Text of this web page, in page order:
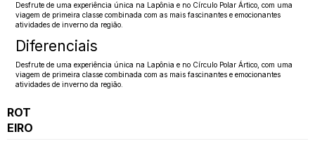
Desfrute de uma experiência única na Lapônia e no Círculo Polar Ártico, com uma
viagem de primeira classe combinada com as mais fascinantes e emocionantes
atividades de inverno da região.
Diferenciais
Desfrute de uma experiência única na Lapônia e no Círculo Polar Ártico, com uma
viagem de primeira classe combinada com as mais fascinantes e emocionantes
atividades de inverno da região.
ROT
EIRO